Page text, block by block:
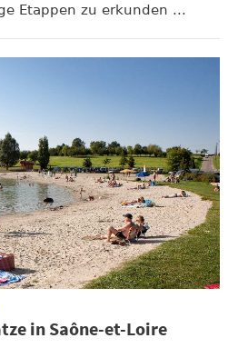
Etappen zu erkunden ...
in Saône-et-Loire